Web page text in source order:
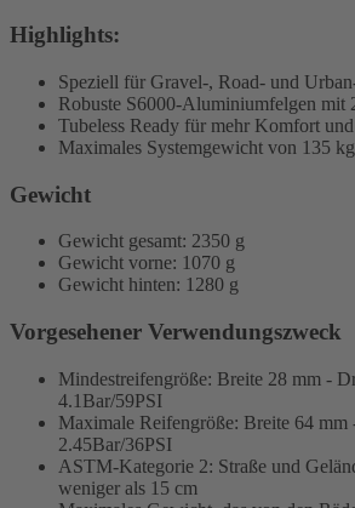
Highlights:
Speziell für Gravel-, Road- und
Robuste S6000-Aluminiumfelgen mit
Tubeless Ready für mehr Komfort
Maximales Systemgewicht von 135 kg
Gewicht
Gewicht gesamt: 2350 g
Gewicht vorne: 1070 g
Gewicht hinten: 1280 g
Vorgesehener Verwendungszweck
Mindestreifengröße: Breite 28 mm -
4.1Bar/59PSI
Maximale Reifengröße: Breite 64
2.45Bar/36PSI
ASTM-Kategorie 2: Straße und
weniger als 15 cm